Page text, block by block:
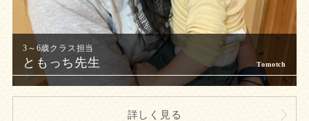
ともっち先生
詳しく見る